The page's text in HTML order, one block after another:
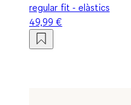
regular fit - elàstics
49,99 €